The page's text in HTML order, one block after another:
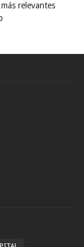
relevantes